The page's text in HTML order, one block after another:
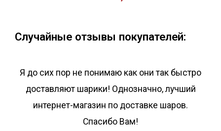
Случайные отзывы покупателей:
Я до сих пор не понимаю как они так быстро
доставляют шарики! Однозначно, лучший
интернет-магазин по доставке шаров.
Спасибо Вам!